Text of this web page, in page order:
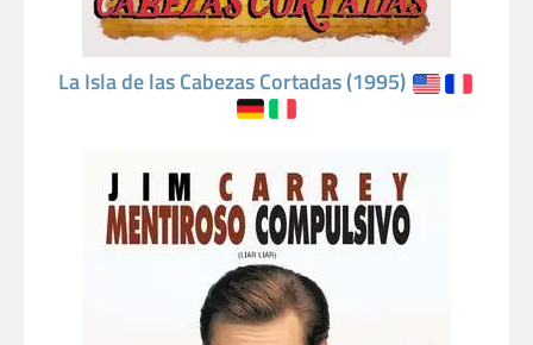
La Isla de las Cabezas Cortadas (1995)